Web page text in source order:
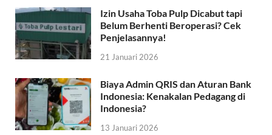
Izin Usaha Toba Pulp Dicabut tapi
Belum Berhenti Beroperasi? Cek
Penjelasannya!
21 Januari 2026
Biaya Admin QRIS dan Aturan Bank
Indonesia: Kenakalan Pedagang di
Indonesia?
13 Januari 2026